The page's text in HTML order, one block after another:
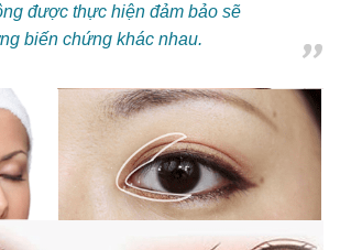
được thực hiện đảm bảo sẽ
biến chứng khác nhau.